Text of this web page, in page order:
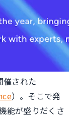
催された
）。そこで発
能が盛りだくさ